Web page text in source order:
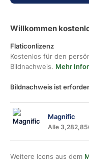
Willkommen
Flaticonlizenz
Kostenlos für den
Bildnachweis. Mehr
Bildnachweis ist
Magnific
Alle
Weitere Icons aus dem